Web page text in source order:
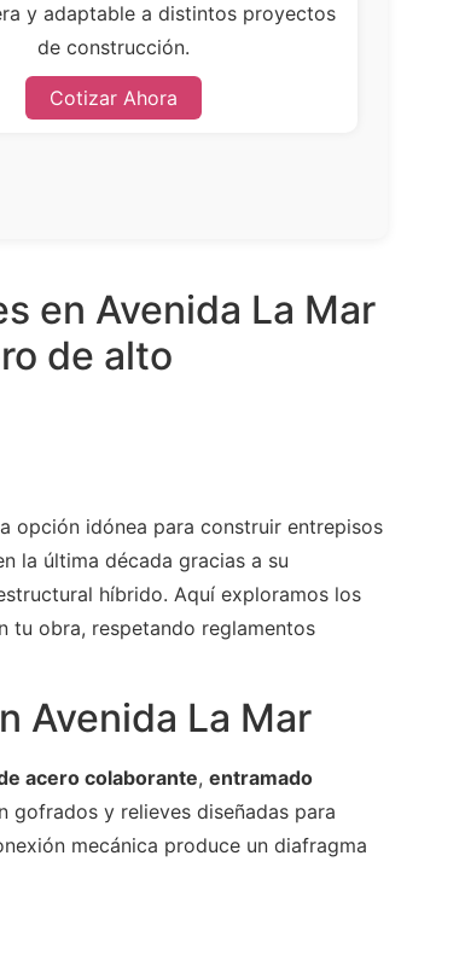
y adaptable a distintos proyectos
de construcción.
Cotizar Ahora
en Avenida La Mar
de alto
opción idónea para construir entrepisos
la última década gracias a su
híbrido. Aquí exploramos los
tu obra, respetando reglamentos
Avenida La Mar
acero colaborante, entramado
y relieves diseñadas para
mecánica produce un diafragma